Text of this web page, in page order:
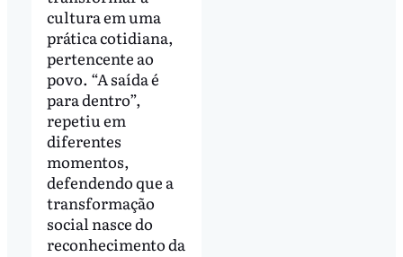
cultura em uma
prática cotidiana,
pertencente ao
povo. “A saída é
para dentro”,
repetiu em
diferentes
momentos,
defendendo que a
transformação
social nasce do
reconhecimento da